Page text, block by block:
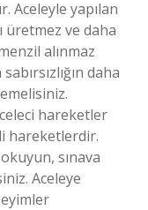
Aceleyle yapılan
üretmez ve daha
alınmaz
daha
hareketler
hareketlerdir.
sınava
Aceleye